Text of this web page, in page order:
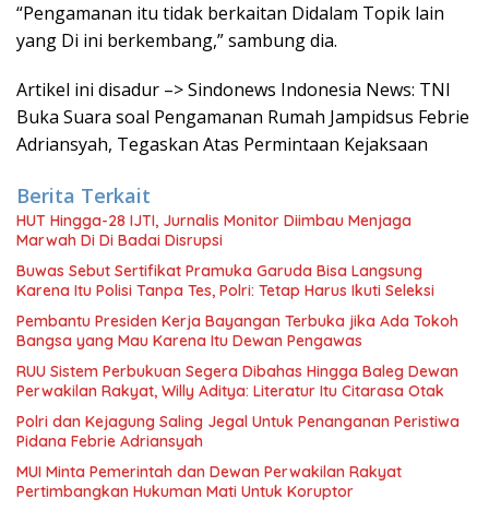
“Pengamanan itu tidak berkaitan Didalam Topik lain
yang Di ini berkembang,” sambung dia.
Artikel ini disadur –> Sindonews Indonesia News: TNI
Buka Suara soal Pengamanan Rumah Jampidsus Febrie
Adriansyah, Tegaskan Atas Permintaan Kejaksaan
Berita Terkait
HUT Hingga-28 IJTI, Jurnalis Monitor Diimbau Menjaga
Marwah Di Di Badai Disrupsi
Buwas Sebut Sertifikat Pramuka Garuda Bisa Langsung
Karena Itu Polisi Tanpa Tes, Polri: Tetap Harus Ikuti Seleksi
Pembantu Presiden Kerja Bayangan Terbuka jika Ada Tokoh
Bangsa yang Mau Karena Itu Dewan Pengawas
RUU Sistem Perbukuan Segera Dibahas Hingga Baleg Dewan
Perwakilan Rakyat, Willy Aditya: Literatur Itu Citarasa Otak
Polri dan Kejagung Saling Jegal Untuk Penanganan Peristiwa
Pidana Febrie Adriansyah
MUI Minta Pemerintah dan Dewan Perwakilan Rakyat
Pertimbangkan Hukuman Mati Untuk Koruptor